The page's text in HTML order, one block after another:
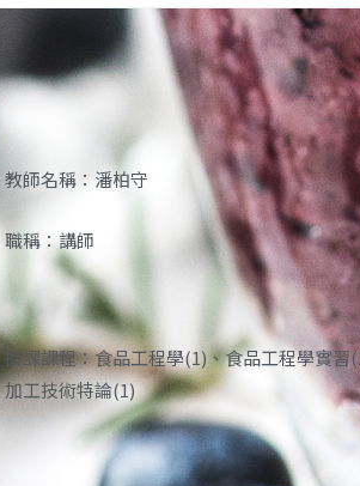
教師名稱：潘柏守
職稱：講師
授課課程：食品工程學(1)、食品工程學實習
加工技術特論(1)